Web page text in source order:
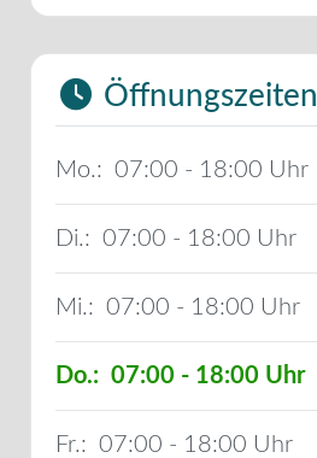
Öffnungszeiten
Mo.: 07:00 - 18:00
Di.: 07:00 - 18:00
Mi.: 07:00 - 18:00
Do.: 07:00 - 18:00
Fr.: 07:00 - 18:00